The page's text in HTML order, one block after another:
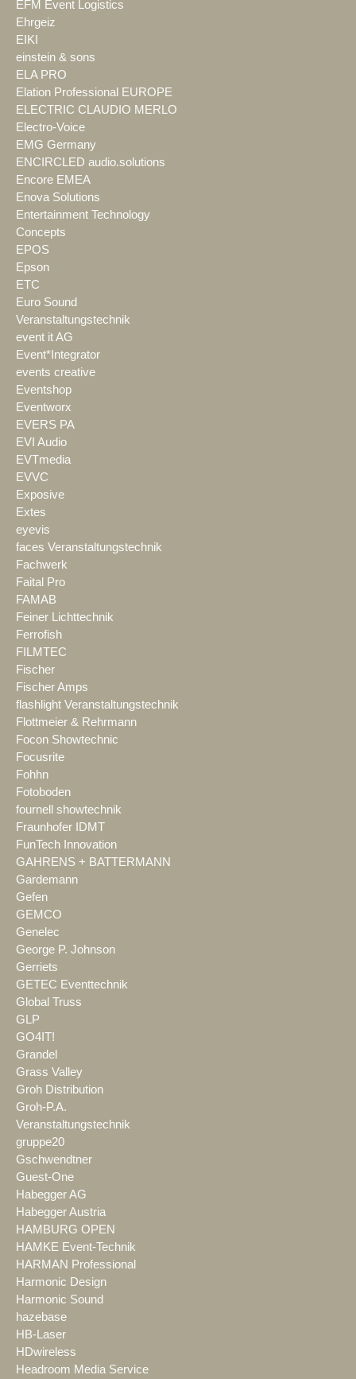
EFM Event Logistics
Ehrgeiz
EIKI
einstein & sons
ELA PRO
Elation Professional EUROPE
ELECTRIC CLAUDIO MERLO
Electro-Voice
EMG Germany
ENCIRCLED audio.solutions
Encore EMEA
Enova Solutions
Entertainment Technology
Concepts
EPOS
Epson
ETC
Euro Sound
Veranstaltungstechnik
event it AG
Event*Integrator
events creative
Eventshop
Eventworx
EVERS PA
EVI Audio
EVTmedia
EVVC
Exposive
Extes
eyevis
faces Veranstaltungstechnik
Fachwerk
Faital Pro
FAMAB
Feiner Lichttechnik
Ferrofish
FILMTEC
Fischer
Fischer Amps
flashlight Veranstaltungstechnik
Flottmeier & Rehrmann
Focon Showtechnic
Focusrite
Fohhn
Fotoboden
fournell showtechnik
Fraunhofer IDMT
FunTech Innovation
GAHRENS + BATTERMANN
Gardemann
Gefen
GEMCO
Genelec
George P. Johnson
Gerriets
GETEC Eventtechnik
Global Truss
GLP
GO4IT!
Grandel
Grass Valley
Groh Distribution
Groh-P.A.
Veranstaltungstechnik
gruppe20
Gschwendtner
Guest-One
Habegger AG
Habegger Austria
HAMBURG OPEN
HAMKE Event-Technik
HARMAN Professional
Harmonic Design
Harmonic Sound
hazebase
HB-Laser
HDwireless
Headroom Media Service